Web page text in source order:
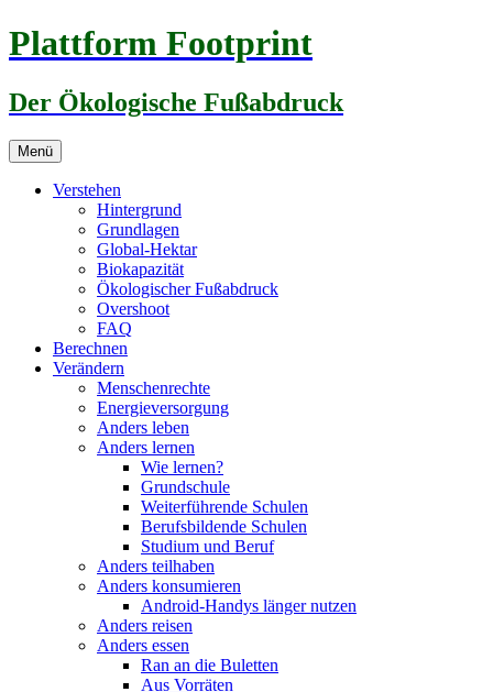
Zum
Inhalt
Plattform Footprint
Der Ökologische Fußabdruck
Menü
Verstehen
Hintergrund
Grundlagen
Global-Hektar
Biokapazität
Ökologischer Fußabdruck
Overshoot
FAQ
Berechnen
Verändern
Menschenrechte
Energieversorgung
Anders leben
Anders lernen
Wie lernen?
Grundschule
Weiterführende Schulen
Berufsbildende Schulen
Studium und Beruf
Anders teilhaben
Anders konsumieren
Android-Handys länger nutzen
Anders reisen
Anders essen
Ran an die Buletten
Aus Vorräten